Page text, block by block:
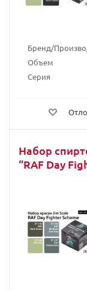
Бренд/
Объем
Серия
Набор
“RAF Day